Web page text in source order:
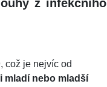
z infekčního
což je nejvíc od
mladí nebo mladší